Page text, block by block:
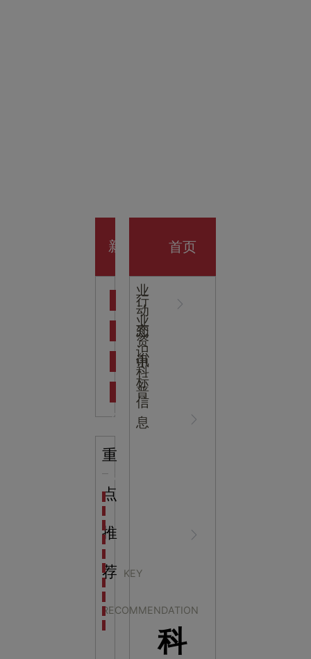
开业大
吉
新
心
NEWS
CENTER
业
动
态
行
业
资
讯
知
识
科
普
中
标
信
息
重
点
推
荐 KEY
RECOMMENDATION
海洋馆设计建设方案：展示内容和互动体验设计
非遗文化展厅设计要点：展厅布局策展技巧和创新元
航空航天科技馆设计思路：如何设计促进公众的兴趣
目前科技馆的展示内容主要包含哪些几个方面？
全息体验馆设计：打造身临其境的奇妙世界
首页
科